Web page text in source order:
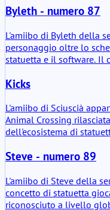
compatibili. In termini
utilizzato. Nessun
allenamento, un oggetto
funzionale.
Byleth - numero 87
L'amiibo di Byleth della
personaggio oltre lo
statuetta e il software. Il
sia un oggetto da
Kicks
L'amiibo di Sciuscià
Animal Crossing
dell'ecosistema di
si collega ai giochi
diversi sistemi di gioco.
giocatori di accedere a
piccoli sblocchi o
Steve - numero 89
L'amiibo di Steve della
concetto di statuetta
riconosciuto a livello